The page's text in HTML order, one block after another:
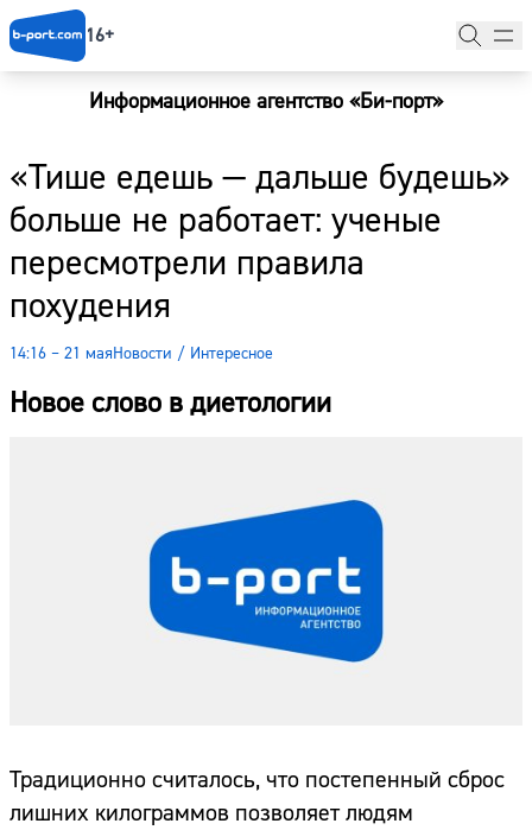
16+
Информационное агентство «Би-порт»
«Тише едешь — дальше будешь»
больше не работает: ученые
пересмотрели правила
похудения
14:16 – 21 маяНовости / Интересное
Новое слово в диетологии
Традиционно считалось, что постепенный сброс
лишних килограммов позволяет людям
Новости
Наши гости
Фоторепортажи
Погода
Курсы валют